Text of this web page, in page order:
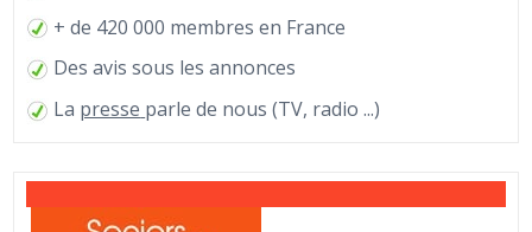
+ de 420 000 membres en France
Des avis sous les annonces
La presse parle de nous (TV, radio ...)